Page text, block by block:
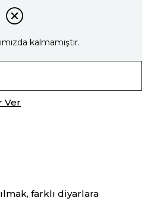
kalmamıştır.
Ver
farklı diyarlara